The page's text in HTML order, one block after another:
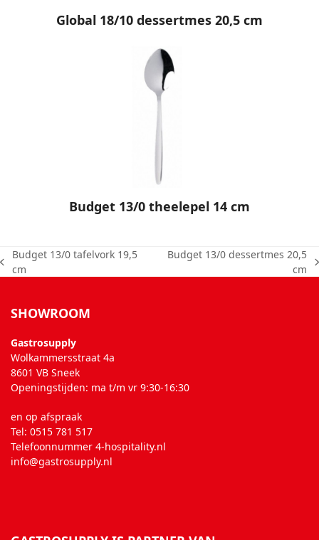
Global 18/10 dessertmes 20,5 cm
Budget 13/0 theelepel 14 cm
previous
Budget 13/0 tafelvork 19,5
cm
Budget 13/0 dessertmes 20,5
cm
SHOWROOM
Gastrosupply
Wolkammersstraat 4a
8601 VB Sneek
Openingstijden: ma t/m vr 9:30-16:30
en op afspraak
Tel: 0515 781 517
Telefoonnummer 4-hospitality.nl
info@gastrosupply.nl